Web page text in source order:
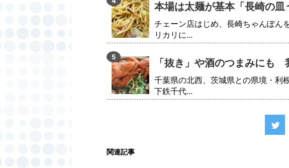
本場は太麺が基本「長崎の皿
チェーン店はじめ、長崎ちゃんぽん
リカリに...
「抜き」や酒のつまみにも
千葉県の北西、茨城県との県境・利
下鉄千代...
関連記事